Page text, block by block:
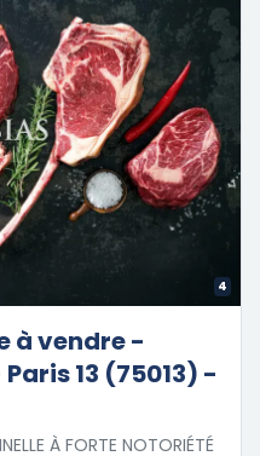
4
à vendre -
13 (75013) -
À FORTE NOTORIÉTÉ